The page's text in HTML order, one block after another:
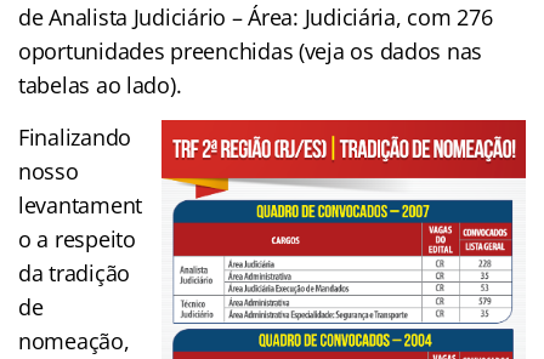
de Analista Judiciário – Área: Judiciária, com 276
oportunidades preenchidas (veja os dados nas
tabelas ao lado).
Finalizando
nosso
levantament
o a respeito
da tradição
de
nomeação,